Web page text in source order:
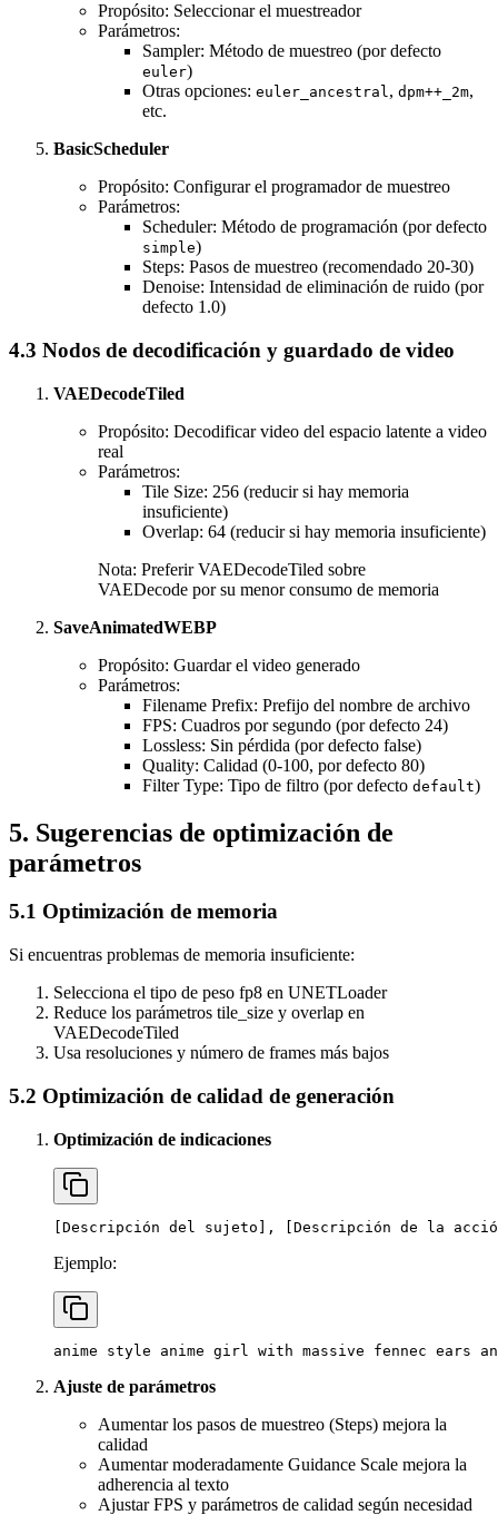
Propósito: Seleccionar el muestreador
Parámetros:
Sampler: Método de muestreo (por defecto
euler)
Otras opciones: euler_ancestral, dpm++_2m,
etc.
BasicScheduler
Propósito: Configurar el programador de muestreo
Parámetros:
Scheduler: Método de programación (por defecto
simple)
Steps: Pasos de muestreo (recomendado 20-30)
Denoise: Intensidad de eliminación de ruido (por
defecto 1.0)
4.3 Nodos de decodificación y guardado de video
VAEDecodeTiled
Propósito: Decodificar video del espacio latente a video
real
Parámetros:
Tile Size: 256 (reducir si hay memoria
insuficiente)
Overlap: 64 (reducir si hay memoria insuficiente)
Nota: Preferir VAEDecodeTiled sobre
VAEDecode por su menor consumo de memoria
SaveAnimatedWEBP
Propósito: Guardar el video generado
Parámetros:
Filename Prefix: Prefijo del nombre de archivo
FPS: Cuadros por segundo (por defecto 24)
Lossless: Sin pérdida (por defecto false)
Quality: Calidad (0-100, por defecto 80)
Filter Type: Tipo de filtro (por defecto default)
5. Sugerencias de optimización de
parámetros
5.1 Optimización de memoria
Si encuentras problemas de memoria insuficiente:
Selecciona el tipo de peso fp8 en UNETLoader
Reduce los parámetros tile_size y overlap en
VAEDecodeTiled
Usa resoluciones y número de frames más bajos
5.2 Optimización de calidad de generación
Optimización de indicaciones
[Descripción del sujeto], [Descripción de la
Ejemplo:
anime style anime girl with massive fennec ears
Ajuste de parámetros
Aumentar los pasos de muestreo (Steps) mejora la
calidad
Aumentar moderadamente Guidance Scale mejora la
adherencia al texto
Ajustar FPS y parámetros de calidad según necesidad